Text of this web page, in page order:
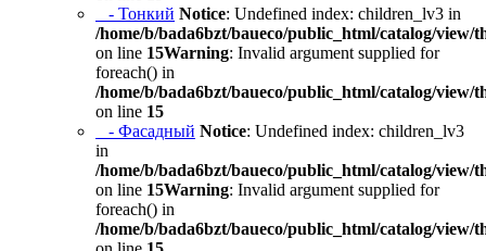
- Тонкий Notice: Undefined index: children_lv3 in
/home/b/bada6bzt/baueco/public_html/catalog/view/
on line 15Warning: Invalid argument supplied for
foreach() in
/home/b/bada6bzt/baueco/public_html/catalog/view/
on line 15
- Фасадный Notice: Undefined index: children_lv3
in
/home/b/bada6bzt/baueco/public_html/catalog/view/
on line 15Warning: Invalid argument supplied for
foreach() in
/home/b/bada6bzt/baueco/public_html/catalog/view/